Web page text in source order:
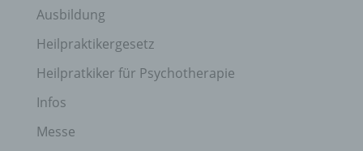
Ausbildung
Heilpraktikergesetz
Heilpratkiker für Psychotherapie
Infos
Messe